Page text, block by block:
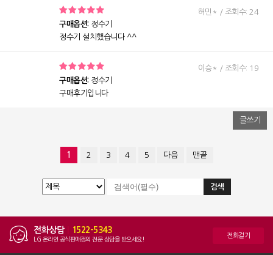
구매옵션: 정수기
정수기 설치했습니다 ^^
허민* / 조회수: 24
구매옵션: 정수기
구매후기입니다
이승* / 조회수: 19
글쓰기
1 2 3 4 5 다음 맨끝
전화상담 1522-5343
LG 온라인 공식판매점의 전문 상담을 받으세요! 전화걸기